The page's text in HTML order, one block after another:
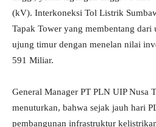
(kV). Interkoneksi Tol Listrik
Tapak Tower yang membentang dari
ujung timur dengan menelan nilai
591 Miliar.
General Manager PT PLN UIP Nusa
menuturkan, bahwa sejak jauh hari
pembangunan infrastruktur